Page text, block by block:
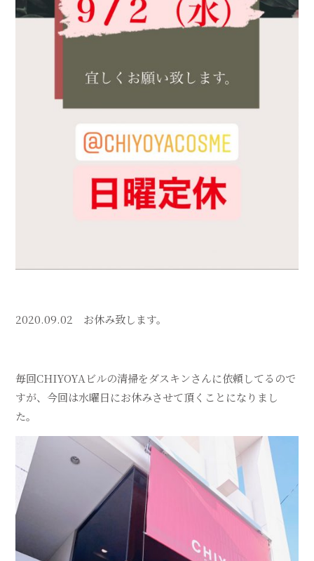
2020.09.02 お休み致します。
毎回CHIYOYAビルの清掃をダスキンさんに依頼してるので
すが、今回は水曜日にお休みさせて頂くことになりまし
た。